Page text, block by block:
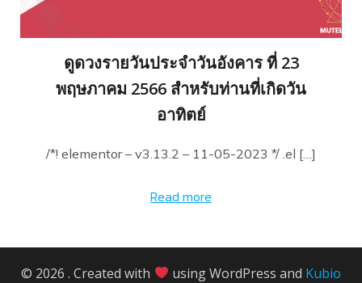
ดูดวงรายวันประจำวันอังคาร ที่ 23
พฤษภาคม 2566 สำหรับท่านที่เกิดวัน
อาทิตย์
/*! elementor – v3.13.2 – 11-05-2023 */ .el […]
Read more
© 2026 . Created with using WordPress and Kubio